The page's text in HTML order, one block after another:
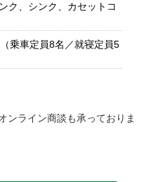
ク、シンク、カセットコ
乗車定員8名／就寝定員5
ンライン商談も承っておりま